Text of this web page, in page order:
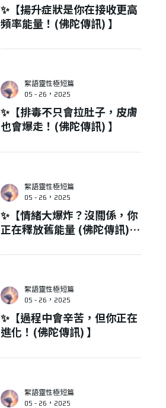
✨【揚升症狀是你在接收更高
頻率能量！(佛陀傳訊) 】
絮語靈性極短篇
05 - 26，2025
✨【排毒不只會拉肚子，皮膚
也會爆走！(佛陀傳訊) 】
絮語靈性極短篇
05 - 26，2025
✨【情緒大爆炸？沒關係，你
正在釋放舊能量 (佛陀傳訊)
絮語靈性極短篇
05 - 26，2025
✨【過程中會辛苦，但你正在
進化！(佛陀傳訊) 】
絮語靈性極短篇
05 - 26，2025